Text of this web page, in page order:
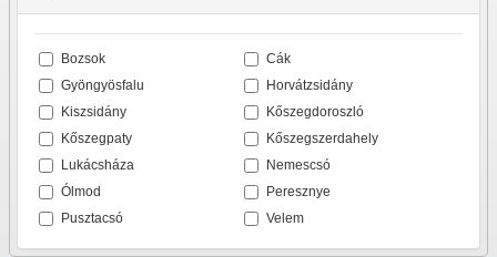
Bozsok
Cák
Gyöngyösfalu
Horvátzsidány
Kiszsidány
Kőszegdoroszló
Kőszegpaty
Kőszegszerdahely
Lukácsháza
Nemescsó
Ólmod
Peresznye
Pusztacsó
Velem